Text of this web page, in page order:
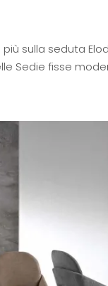
sulla seduta
Sedie fisse